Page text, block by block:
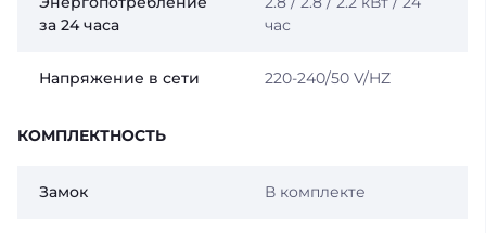
за 24 часа
час
Напряжение в сети 220-240/50 V/HZ
КОМПЛЕКТНОСТЬ
Замок В комплекте